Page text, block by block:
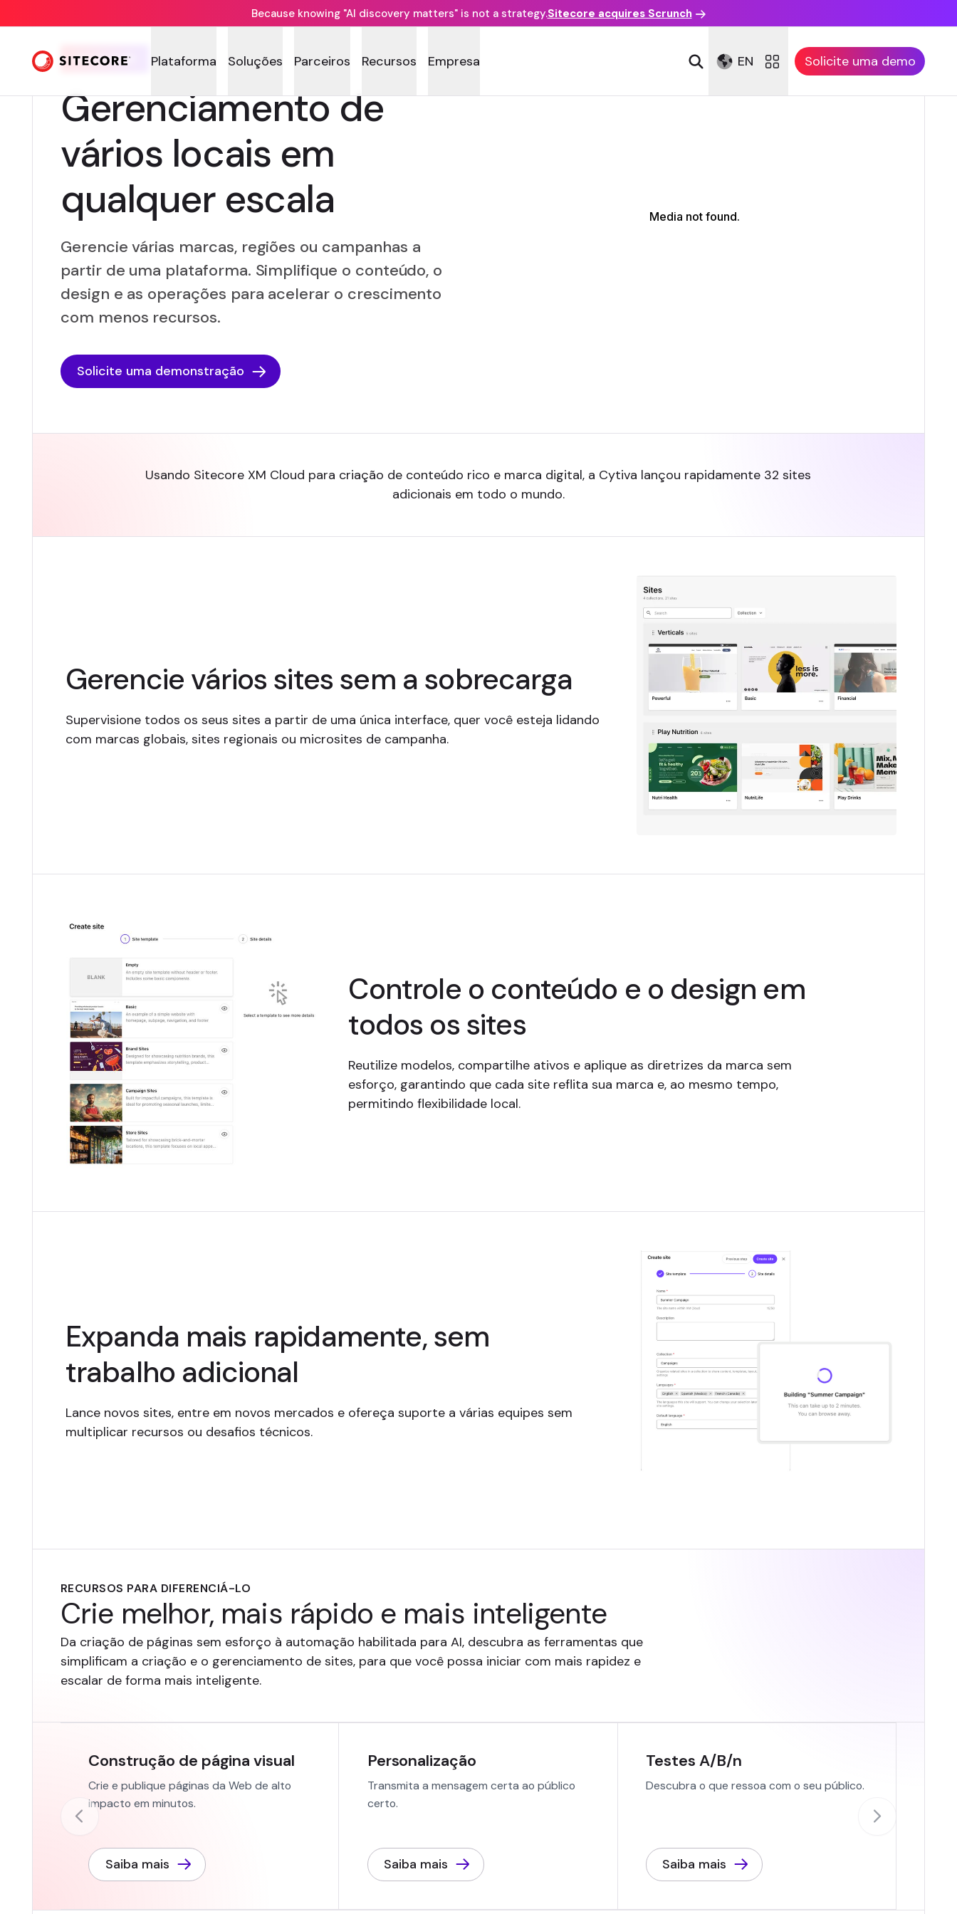
Because knowing "AI discovery matters" is not a strategy.Sitecore acquires Scrunch
Plataforma Soluções Parceiros Recursos Empresa EN Solicite uma demo
XM CLOUD
Gerenciamento de
vários locais em
qualquer escala
Gerencie várias marcas, regiões ou campanhas a
partir de uma plataforma. Simplifique o conteúdo, o
design e as operações para acelerar o crescimento
com menos recursos.
Solicite uma demonstração
Usando Sitecore XM Cloud para criação de conteúdo rico e marca digital, a Cytiva lançou rapidamente 32 sites
adicionais em todo o mundo.
Gerencie vários sites sem a sobrecarga
Supervisione todos os seus sites a partir de uma única interface, quer você esteja lidando
com marcas globais, sites regionais ou microsites de campanha.
Controle o conteúdo e o design em
todos os sites
Reutilize modelos, compartilhe ativos e aplique as diretrizes da marca sem
esforço, garantindo que cada site reflita sua marca e, ao mesmo tempo,
permitindo flexibilidade local.
Expanda mais rapidamente, sem
trabalho adicional
Lance novos sites, entre em novos mercados e ofereça suporte a várias equipes sem
multiplicar recursos ou desafios técnicos.
RECURSOS PARA DIFERENCIÁ-LO
Crie melhor, mais rápido e mais inteligente
Da criação de páginas sem esforço à automação habilitada para AI, descubra as ferramentas que
simplificam a criação e o gerenciamento de sites, para que você possa iniciar com mais rapidez e
escalar de forma mais inteligente.
Construção de página visual
Crie e publique páginas da Web de alto
impacto em minutos.
Saiba mais
Personalização
Transmita a mensagem certa ao público
certo.
Saiba mais
Testes A/B/n
Descubra o que ressoa com o seu público.
Saiba mais